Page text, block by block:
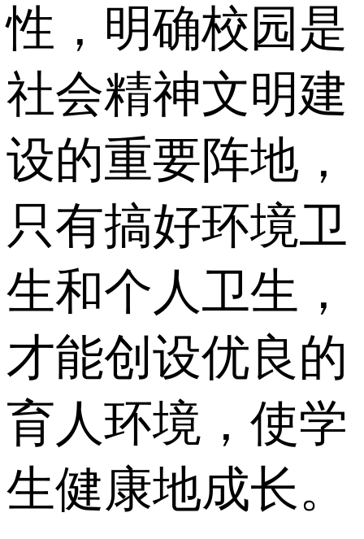
性，明确校园是
社会精神文明建
设的重要阵地，
只有搞好环境卫
生和个人卫生，
才能创设优良的
育人环境，使学
生健康地成长。